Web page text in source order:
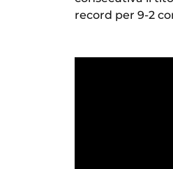
record per 9-2